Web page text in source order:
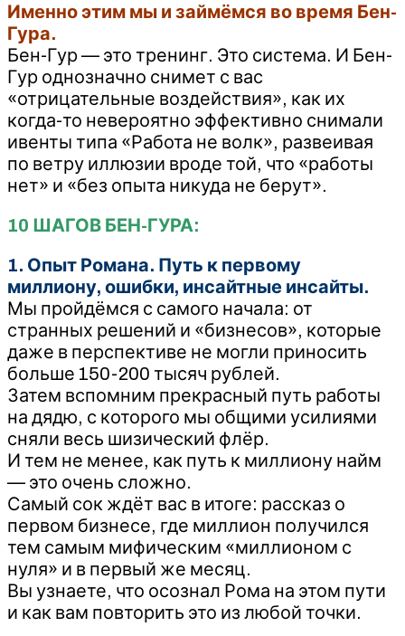
Именно этим мы и займёмся во время Бен-
Гура.
Бен-Гур — это тренинг. Это система. И Бен-
Гур однозначно снимет с вас
«отрицательные воздействия», как их
когда-то невероятно эффективно снимали
ивенты типа «Работа не волк», развеивая
по ветру иллюзии вроде той, что «работы
нет» и «без опыта никуда не берут».
10 ШАГОВ БЕН-ГУРА:
1. Опыт Романа. Путь к первому
миллиону, ошибки, инсайтные инсайты.
Мы пройдёмся с самого начала: от
странных решений и «бизнесов», которые
даже в перспективе не могли приносить
больше 150-200 тысяч рублей.
Затем вспомним прекрасный путь работы
на дядю, с которого мы общими усилиями
сняли весь шизический флёр.
И тем не менее, как путь к миллиону найм
— это очень сложно.
Самый сок ждёт вас в итоге: рассказ о
первом бизнесе, где миллион получился
тем самым мифическим «миллионом с
нуля» и в первый же месяц.
Вы узнаете, что осознал Рома на этом пути
и как вам повторить это из любой точки.